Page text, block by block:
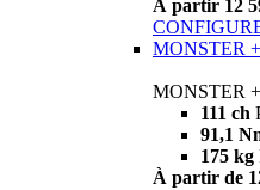
À partir 12
MONSTER +
MONSTER +
111 ch
91,1
175 kg
À partir de